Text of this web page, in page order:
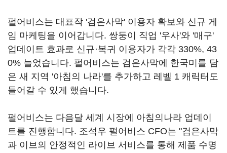
펄어비스는 대표작 '검은사막' 이용자 확보와 신규 게
임 마케팅을 이어갑니다. 쌍둥이 직업 '우사'와 '매구'
업데이트 효과로 신규·복귀 이용자가 각각 330%, 43
0% 늘었습니다. 펄어비스는 검은사막에 한국미를 담
은 새 지역 '아침의 나라'를 추가하고 레벨 1 캐릭터도
들어갈 수 있게 했습니다.
펄어비스는 다음달 세계 시장에 아침의나라 업데이
트를 진행합니다. 조석우 펄어비스 CFO는 "검은사막
과 이브의 안정적인 라이브 서비스를 통해 제품 수명